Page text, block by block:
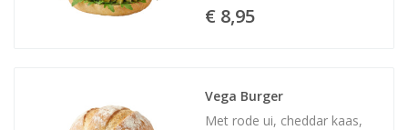
€ 8,95
Vega Burger
Met rode ui, cheddar kaas,